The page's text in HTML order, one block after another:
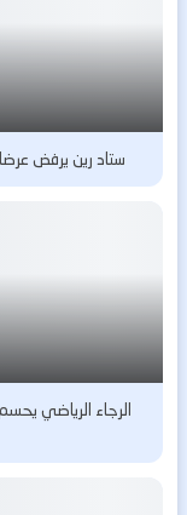
ستاد رين يرفض
الرجاء الرياضي